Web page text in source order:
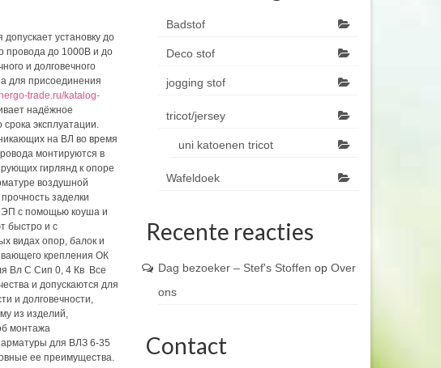
установку до
провода до 1000В и до
и долговечного
для присоединения
trade.ru/katalog-
надёжное
эксплуатации.
на ВЛ во время
монтируются в
гирлянд к опоре
воздушной
заделки
с помощью коуша и
быстро и с
видах опор, балок и
крепления ОК
Вл С Сип 0, 4 Кв Все
и допускаются для
и долговечности,
из изделий,
монтажа
арматуры для ВЛЗ 6-35
ее преимущества.
Badstof
Deco stof
jogging stof
tricot/jersey
uni katoenen tricot
Wafeldoek
Recente reacties
Dag bezoeker – Stef's Stoffen op Over
ons
Contact